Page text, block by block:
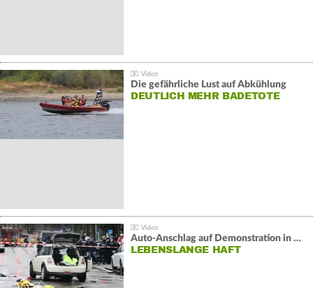
Die gefährliche Lust auf Abkühlung
DEUTLICH MEHR BADETOTE
Auto-Anschlag auf Demonstration in München:
LEBENSLANGE HAFT